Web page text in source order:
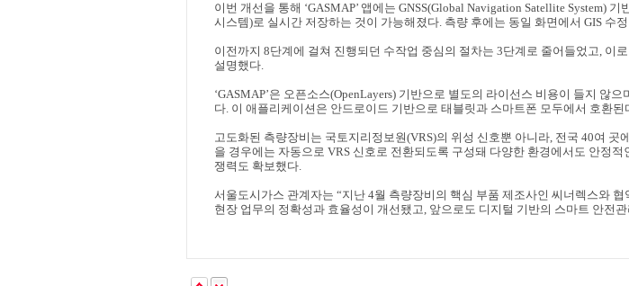
이번 개선을 통해 ‘GASMAP’ 앱에는 GNSS(Global Navigation Satellite System) 기
시스템)로 실시간 저장하는 것이 가능해졌다. 측량 후에는 동일 화면에서 GIS 수
이전까지 8단계에 걸쳐 진행되던 수작업 중심의 절차는 3단계로 줄어들었고, 이
설명했다.
‘GASMAP’은 오픈소스(OpenLayers) 기반으로 별도의 라이선스 비용이 들지 않으
다. 이 애플리케이션은 안드로이드 기반으로 태블릿과 스마트폰 모두에서 호환된
고도화된 측량장비는 국토지리정보원(VRS)의 위성 신호뿐 아니라, 전국 40여 곳
을 경우에는 자동으로 VRS 신호로 전환되도록 구성돼 다양한 환경에서도 안정적
쟁력도 확보했다.
서울도시가스 관계자는 “지난 4월 측량장비의 핵심 부품 제조사인 씨너렉스와
현장 업무의 정확성과 효율성이 개선됐고, 앞으로도 디지털 기반의 스마트 안전